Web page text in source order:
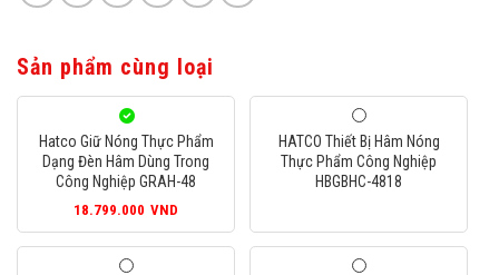
Sản phẩm cùng loại
Hatco Giữ Nóng Thực Phẩm
Dạng Đèn Hâm Dùng Trong
Công Nghiệp GRAH-48
18.799.000 VND
HATCO Thiết Bị Hâm Nóng
Thực Phẩm Công Nghiệp
HBGBHC-4818